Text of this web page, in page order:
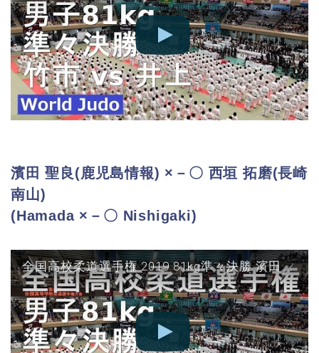
濱田 聖良(鹿児島情報) ×－〇 西垣 拓磨(長崎
南山)
(Hamada ×－〇 Nishigaki)
全国高校柔道選手権 2019 81kg準々決勝 濱田 vs 西垣 JUDO